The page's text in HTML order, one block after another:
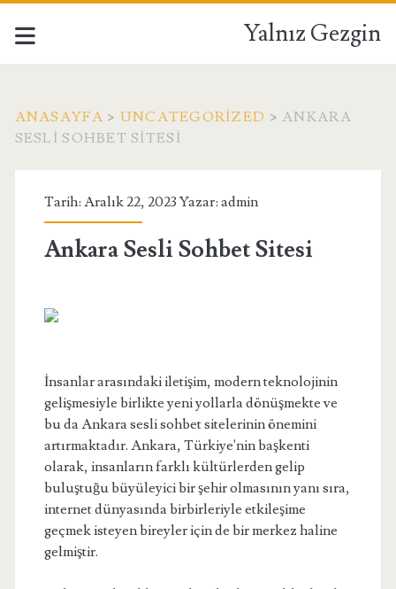
Yalnız Gezgin
ANASAYFA > UNCATEGORIZED > ANKARA
SESLI SOHBET SITESI
Tarih: Aralık 22, 2023 Yazar: admin
Ankara Sesli Sohbet Sitesi
İnsanlar arasındaki iletişim, modern teknolojinin
gelişmesiyle birlikte yeni yollarla dönüşmekte ve
bu da Ankara sesli sohbet sitelerinin önemini
artırmaktadır. Ankara, Türkiye'nin başkenti
olarak, insanların farklı kültürlerden gelip
buluştuğu büyüleyici bir şehir olmasının yanı sıra,
internet dünyasında birbirleriyle etkileşime
geçmek isteyen bireyler için de bir merkez haline
gelmiştir.